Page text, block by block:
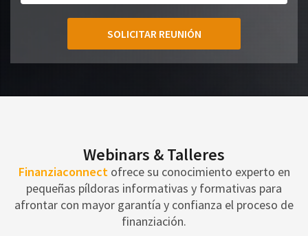
SOLICITAR REUNIÓN
Webinars & Talleres
Finanziaconnectofrece su conocimiento experto en
pequeñas píldoras informativas y formativas para
afrontar con mayor garantía y confianza el proceso de
finanziación.